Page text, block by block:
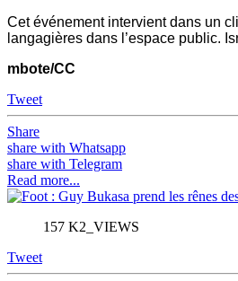
Cet événement intervient dans un
langagières dans l’espace public.
mbote/CC
Tweet
Share
share with Whatsapp
share with Telegram
Read more...
157 K2_VIEWS
Tweet